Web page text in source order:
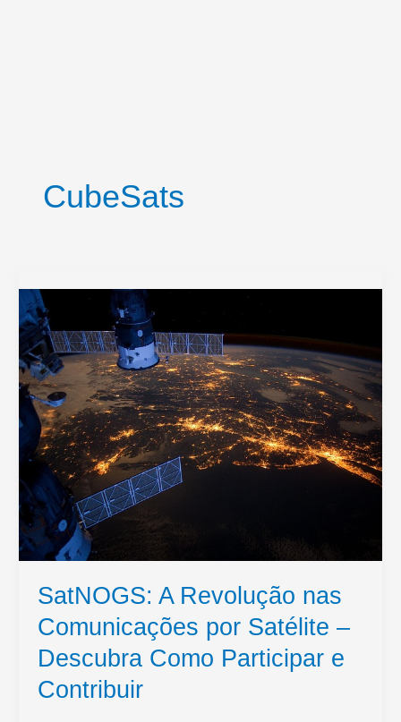
CubeSats
SatNOGS: A Revolução nas
Comunicações por Satélite –
Descubra Como Participar e
Contribuir